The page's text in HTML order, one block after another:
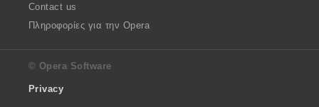
Contact us
Πληροφορίες για την Opera
© Opera Software
Privacy